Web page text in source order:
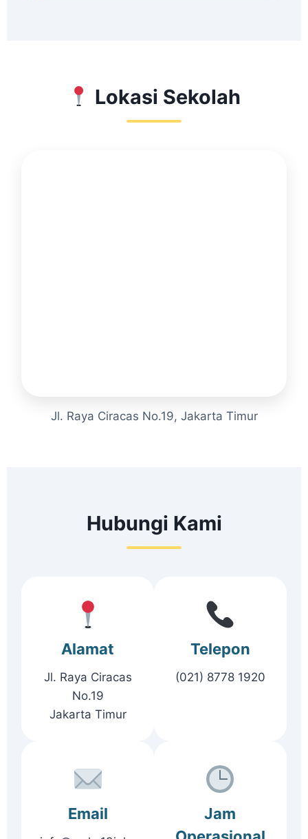
Lokasi Sekolah
Jl. Raya Ciracas No.19, Jakarta Timur
Hubungi Kami
Alamat
Jl. Raya Ciracas
No.19
Jakarta Timur
Telepon
(021) 8778 1920
Email
Jam